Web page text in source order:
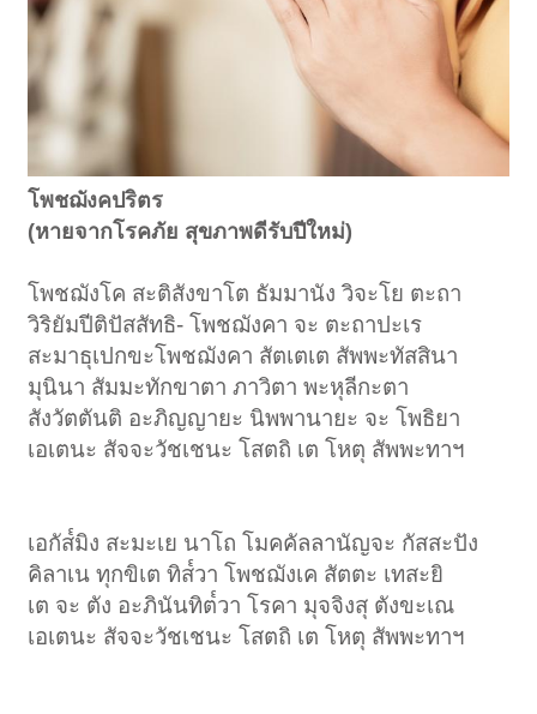
โพชฌังคปริตร
(หายจากโรคภัย สุขภาพดีรับปีใหม่)
โพชฌังโค สะติสังขาโต ธัมมานัง วิจะโย ตะถา
วิริยัมปีติปัสสัทธิ- โพชฌังคา จะ ตะถาปะเร
สะมาธุเปกขะโพชฌังคา สัตเตเต สัพพะทัสสินา
มุนินา สัมมะทักขาตา ภาวิตา พะหุลีกะตา
สังวัตตันติ อะภิญญายะ นิพพานายะ จะ โพธิยา
เอเตนะ สัจจะวัชเชนะ โสตถิ เต โหตุ สัพพะทาฯ
เอกัส๎มิง สะมะเย นาโถ โมคคัลลานัญจะ กัสสะปัง
คิลาเน ทุกขิเต ทิส๎วา โพชฌังเค สัตตะ เทสะยิ
เต จะ ตัง อะภินันทิต๎วา โรคา มุจจิงสุ ตังขะเณ
เอเตนะ สัจจะวัชเชนะ โสตถิ เต โหตุ สัพพะทาฯ